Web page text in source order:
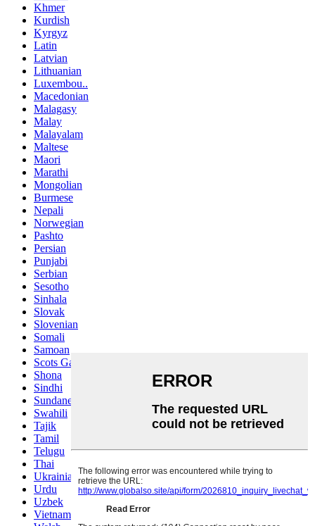
Khmer
Kurdish
Kyrgyz
Latin
Latvian
Lithuanian
Luxembou..
Macedonian
Malagasy
Malay
Malayalam
Maltese
Maori
Marathi
Mongolian
Burmese
Nepali
Norwegian
Pashto
Persian
Punjabi
Serbian
Sesotho
Sinhala
Slovak
Slovenian
Somali
Samoan
Scots Gaelic
Shona
Sindhi
Sundanese
Swahili
Tajik
Tamil
Telugu
Thai
Ukrainian
Urdu
Uzbek
Vietnamese